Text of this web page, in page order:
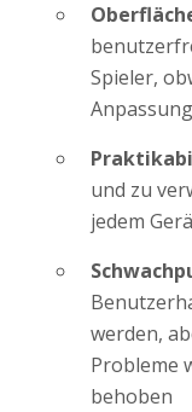
Spieler,
und zu
jedem
werden,
Probleme
behoben